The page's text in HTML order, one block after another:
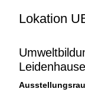
Lokation